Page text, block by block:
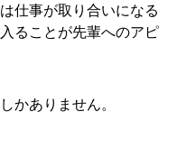
仕事が取り合いになる
ることが先輩へのアピ
かありません。